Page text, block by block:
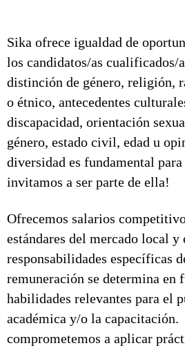
Sika ofrece igualdad de
los candidatos/as cualificados/
distinción de género, religión,
o étnico, antecedentes
discapacidad, orientación
género, estado civil, edad u
diversidad es fundamental
invitamos a ser parte de ella!
Ofrecemos salarios
estándares del mercado local y
responsabilidades específicas
remuneración se determina en
habilidades relevantes para el
académica y/o la capacitación.
comprometemos a aplicar